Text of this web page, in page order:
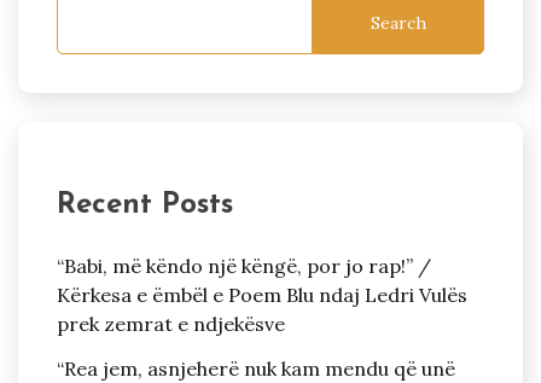
Search
Recent Posts
“Babi, më këndo një këngë, por jo rap!” /
Kërkesa e ëmbël e Poem Blu ndaj Ledri Vulës
prek zemrat e ndjekësve
“Rea jem, asnjeherë nuk kam mendu që unë